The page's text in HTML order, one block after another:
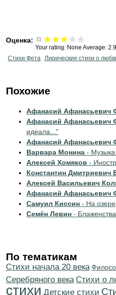
Оценка:
Your rating: None Average: 2.9
Стихи Фета Лирические стихи о
Похожие
Афанасий Афанасьевич
Афанасий Афанасьевич
идеала..."
Афанасий Афанасьевич
Варвара Монина -
Алексей Хомяков -
Константин Дмитриевич
Алексей Васильевич
Афанасий Афанасьевич
Самуил Киссин - На озере
Семён Левин -
По тематикам
Cтихи начала 20 века
Серебряного века Стихи о
стихи Детские стихи